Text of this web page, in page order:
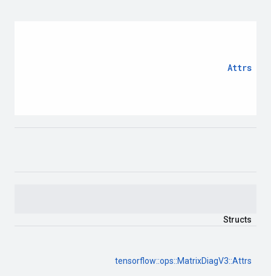
Attrs
Structs
tensorflow::ops::MatrixDiagV3::Attrs